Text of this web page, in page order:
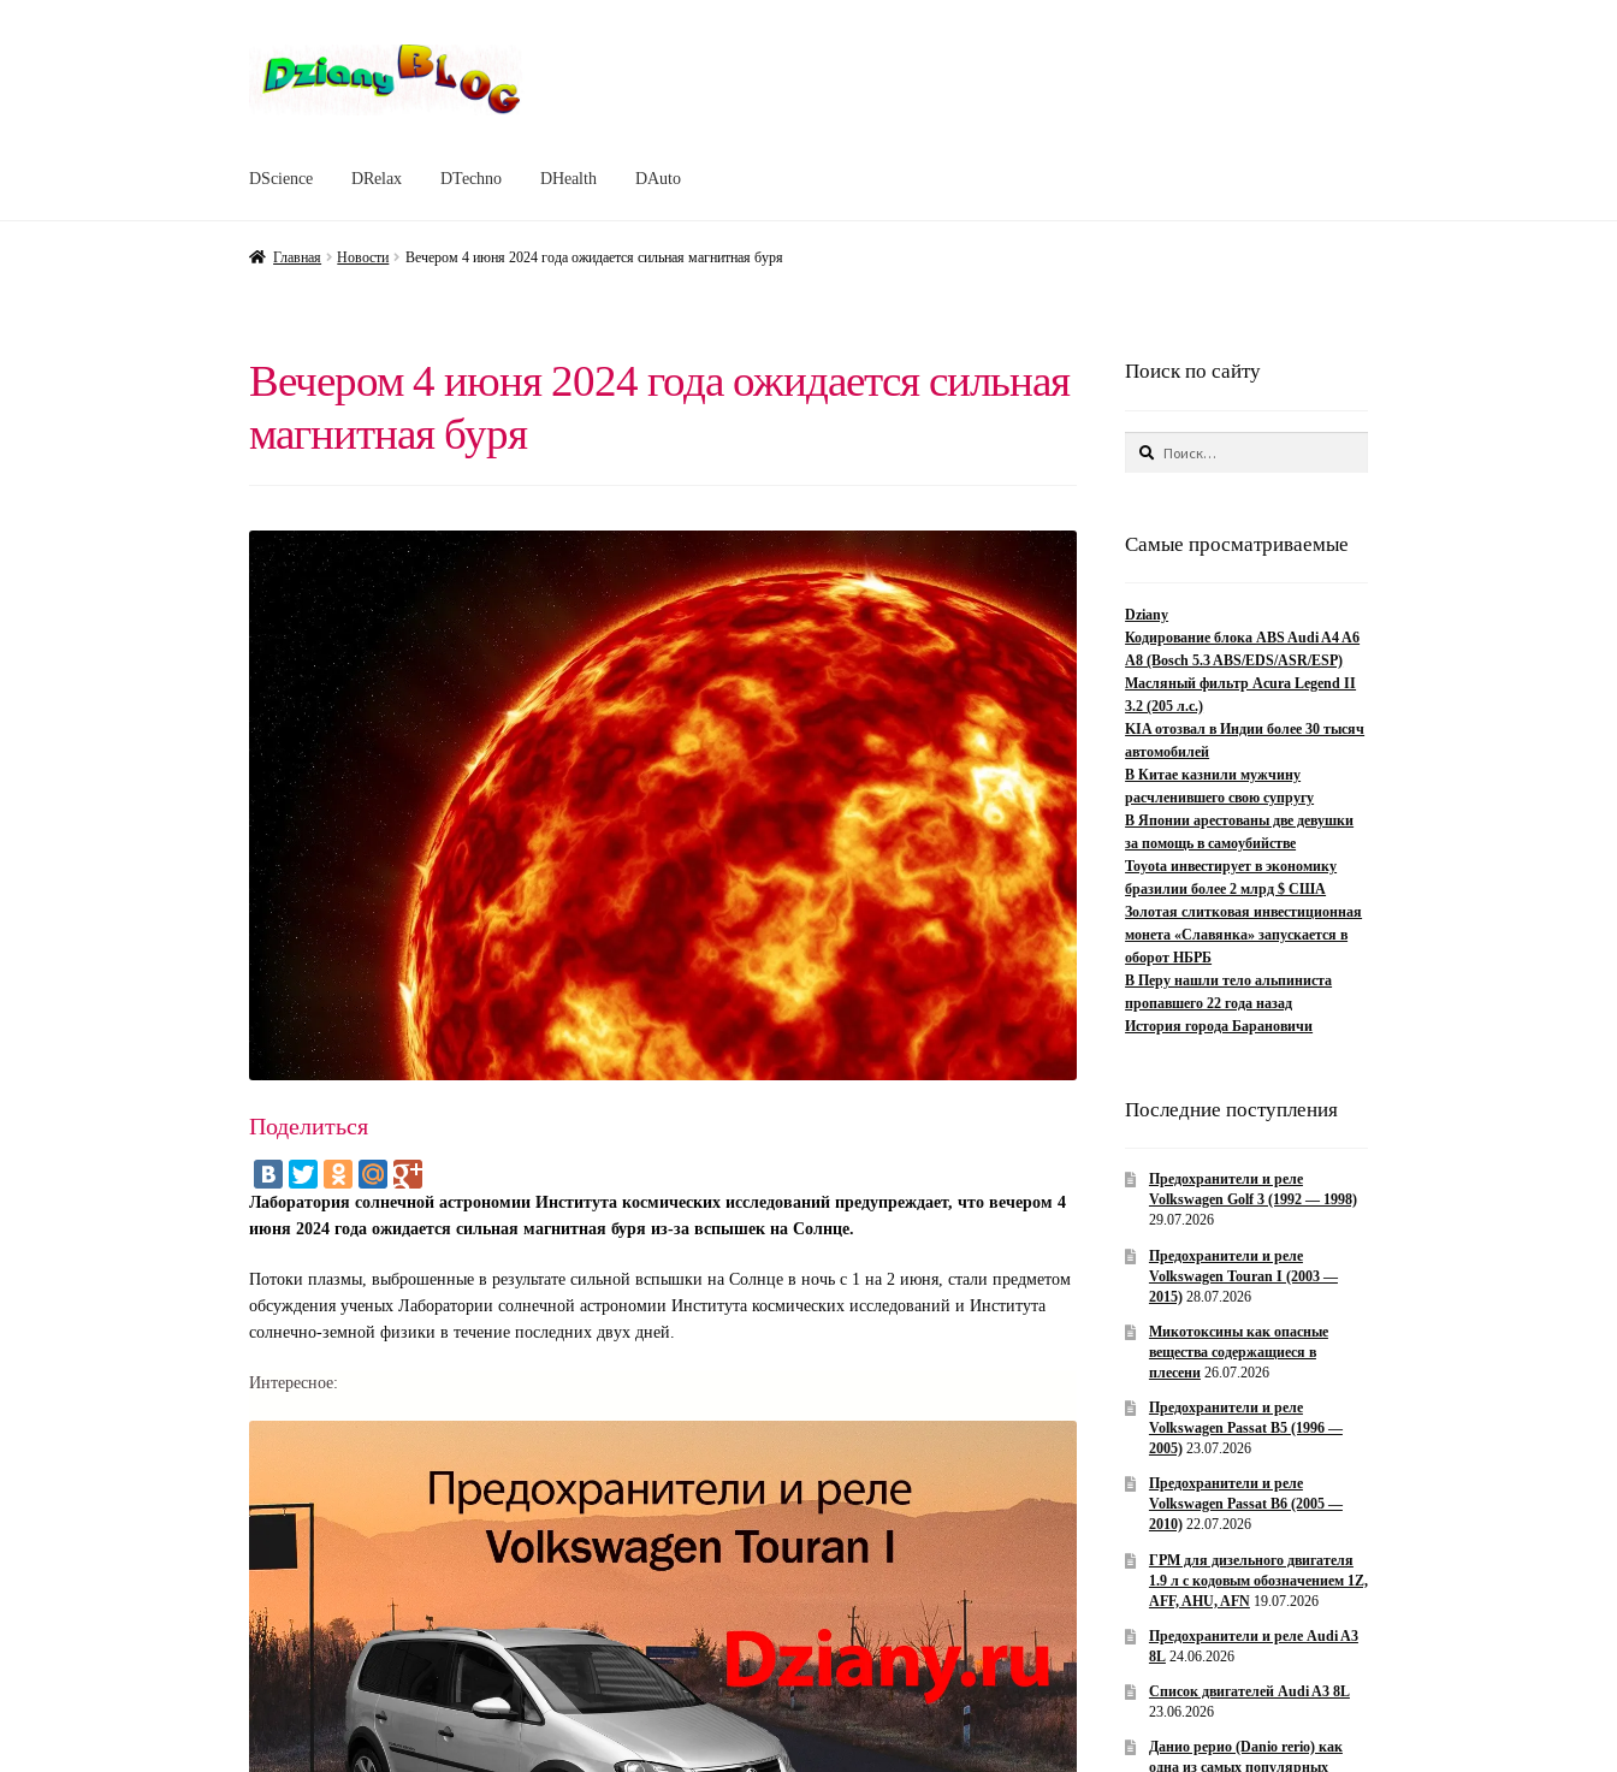
Перейти
Перейти
DScience DRelax DTechno DHealth DAuto
Главная Новости Вечером 4 июня 2024 года ожидается сильная магнитная буря
Вечером 4 июня 2024 года ожидается сильная
магнитная буря
Поделиться
Лаборатория солнечной астрономии Института космических исследований предупреждает, что вечером 4
июня 2024 года ожидается сильная магнитная буря из-за вспышек на Солнце.
Потоки плазмы, выброшенные в результате сильной вспышки на Солнце в ночь с 1 на 2 июня, стали предметом
обсуждения ученых Лаборатории солнечной астрономии Института космических исследований и Института
солнечно-земной физики в течение последних двух дней.
Интересное:
Поиск по сайту
Найти:
Самые просматриваемые
Dziany
Кодирование блока ABS Audi A4 A6
A8 (Bosch 5.3 ABS/EDS/ASR/ESP)
Масляный фильтр Acura Legend II
3.2 (205 л.с.)
KIA отозвал в Индии более 30 тысяч
автомобилей
В Китае казнили мужчину
расчленившего свою супругу
В Японии арестованы две девушки
за помощь в самоубийстве
Toyota инвестирует в экономику
бразилии более 2 млрд $ США
Золотая слитковая инвестиционная
монета «Славянка» запускается в
оборот НБРБ
В Перу нашли тело альпиниста
пропавшего 22 года назад
История города Барановичи
Последние поступления
Предохранители и реле
Volkswagen Golf 3 (1992 — 1998)
29.07.2026
Предохранители и реле
Volkswagen Touran I (2003 —
2015) 28.07.2026
Микотоксины как опасные
вещества содержащиеся в
плесени 26.07.2026
Предохранители и реле
Volkswagen Passat B5 (1996 —
2005) 23.07.2026
Предохранители и реле
Volkswagen Passat B6 (2005 —
2010) 22.07.2026
ГРМ для дизельного двигателя
1.9 л с кодовым обозначением 1Z,
AFF, AHU, AFN 19.07.2026
Предохранители и реле Audi A3
8L 24.06.2026
Список двигателей Audi A3 8L
23.06.2026
Данио рерио (Danio rerio) как
одна из самых популярных